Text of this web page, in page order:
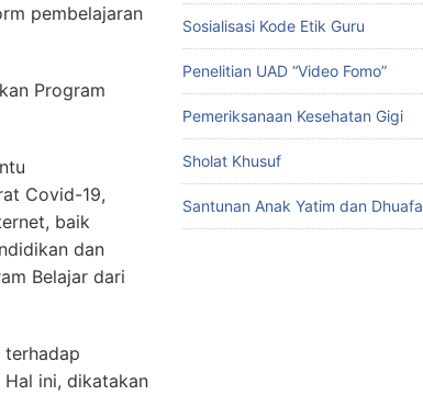
pembelajaran
Program
Covid-19,
baik
dan
Belajar dari
terhadap
Hal ini, dikatakan
Sosialisasi Kode Etik Guru
Penelitian UAD “Video Fomo”
Pemeriksanaan Kesehatan Gigi
Sholat Khusuf
Santunan Anak Yatim dan Dhuafa